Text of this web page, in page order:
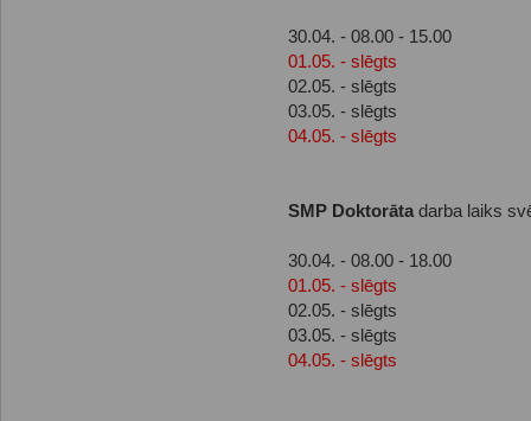
30.04. - 08.00 - 15.00
01.05. - slēgts
02.05. - slēgts
03.05. - slēgts
04.05. - slēgts
SMP Doktorāta darba laiks
30.04. - 08.00 - 18.00
01.05. - slēgts
02.05. - slēgts
03.05. - slēgts
04.05. - slēgts